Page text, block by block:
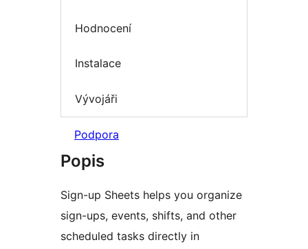
Hodnocení
Instalace
Vývojáři
Podpora
Popis
Sign-up Sheets helps you organize
sign-ups, events, shifts, and other
scheduled tasks directly in